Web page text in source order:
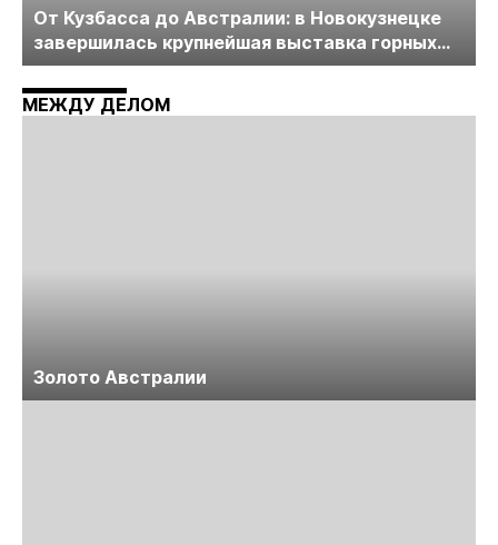
От Кузбасса до Австралии: в Новокузнецке
завершилась крупнейшая выставка горных
технологий «Недра России. Уголь России и
Майнинг»
МЕЖДУ ДЕЛОМ
Золото Австралии